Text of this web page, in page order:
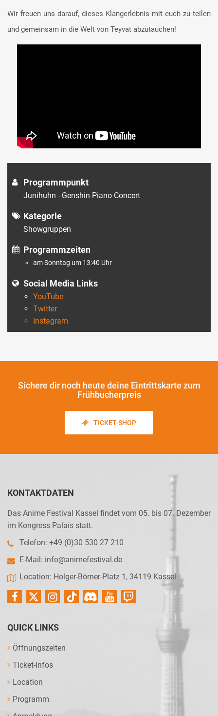
Wir freuen uns darauf, dieses Klangerlebnis mit euch zu teilen
und gemeinsam in die Welt von Teyvat abzutauchen!
Programmpunkt
Junihuhn - Genshin Piano Concert
Kategorie
Showgruppen
Programmzeiten
am Sonntag um 13:40 Uhr
Social Media Links
YouTube
Twitter
Instagram
Sichere dir noch heute deine Eintrittskarte zum
Frühbucherpreis
TICKET-SHOP
KONTAKTDATEN
Das Anime Festival Kassel findet vom 05. bis 07. Dezember
im Kongress Palais statt.
Telefon: +49 (0)30 530 27 210
E-Mail: info@animefestival.de
Location: Holger-Börner-Platz 1, 34119 Kassel
QUICK LINKS
Öffnungszeiten
Ticket-Infos
Location
Programm